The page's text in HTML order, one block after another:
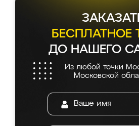
БЕСПЛАТНОЕ
ДО НАШЕГО
Из любой точки
Московской